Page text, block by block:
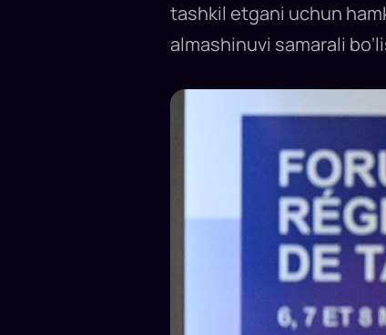
tashkil etgani uchun
almashinuvi samarali